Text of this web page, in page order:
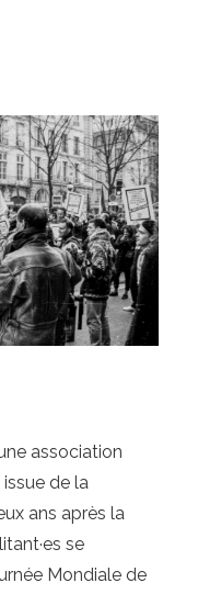
association
de la
ans après la
se
Mondiale de